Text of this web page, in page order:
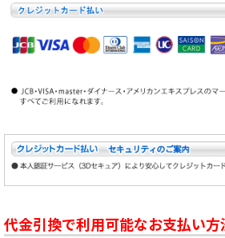
代金引換で利用可能なお支払い